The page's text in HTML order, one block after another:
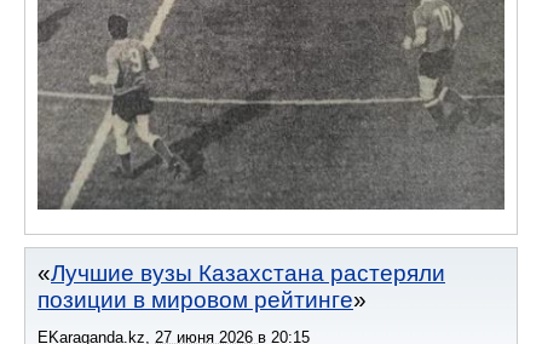
Лучшие вузы Казахстана растеряли
позиции в мировом рейтинге
EKaraganda.kz 27 июня 2026 в 20:15